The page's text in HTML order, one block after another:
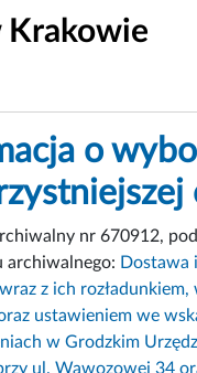
Krakowie
o
nr 670912,
archiwalnego: Dostawa
z ich rozładunkiem,
ustawieniem we
w Grodzkim
ul. Wąwozowej 34